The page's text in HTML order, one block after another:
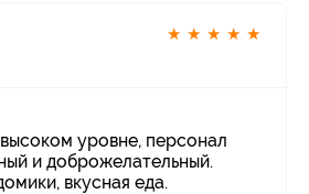
★ ★ ★ ★ ★
уровне, персонал
и доброжелательный.
вкусная еда.